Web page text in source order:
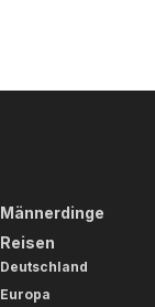
Männerdinge
Reisen
Deutschland
Europa